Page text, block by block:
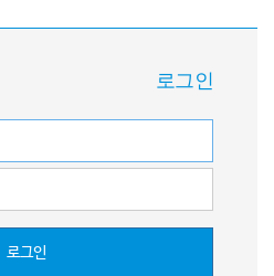
로그인
로그인